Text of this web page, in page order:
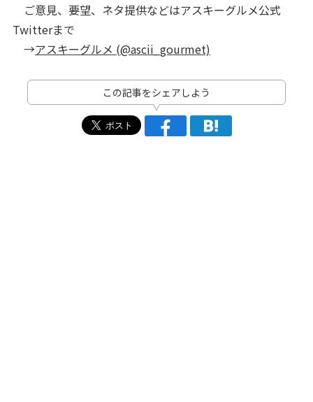
ご意見、要望、ネタ提供などはアスキーグルメ公式
Twitterまで
→アスキーグルメ (@ascii_gourmet)
この記事をシェアしよう